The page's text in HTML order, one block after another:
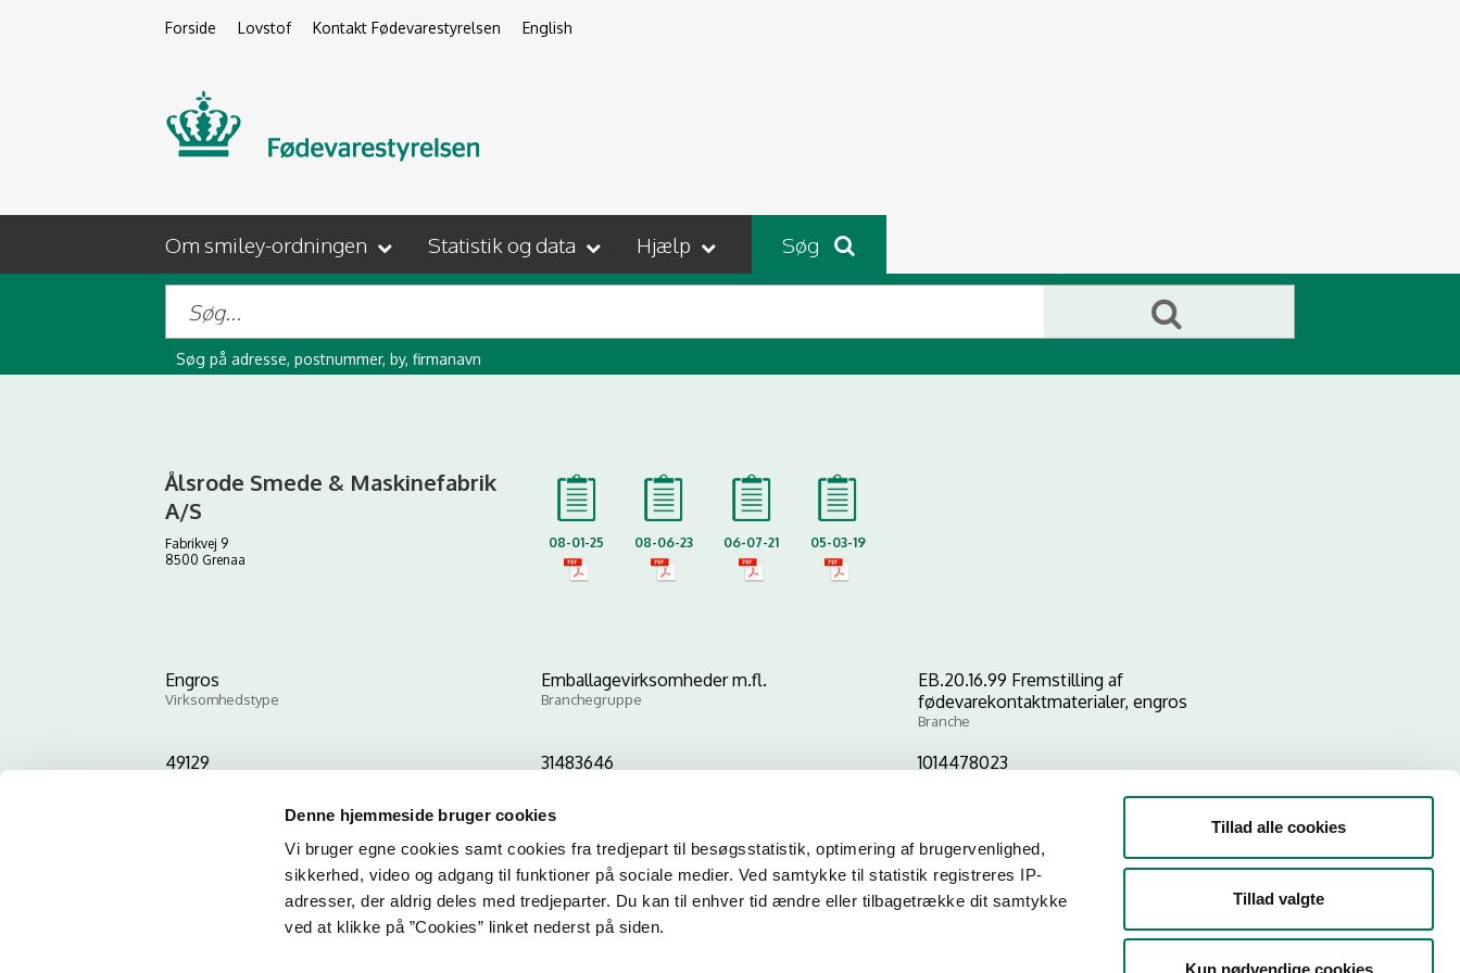
Denne hjemmeside bruger cookies
Vi bruger egne cookies samt cookies fra tredjepart til besøgsstatistik, optimering af brugervenlighed,
sikkerhed, video og adgang til funktioner på sociale medier. Ved samtykke til statistik registreres IP-
adresser, der aldrig deles med tredjeparter. Du kan til enhver tid ændre eller tilbagetrække dit samtykke
ved at klikke på ”Cookies” linket nederst på siden.
Tillad alle cookies
Tillad valgte
Kun nødvendige cookies
Forside Lovstof Kontakt Fødevarestyrelsen English
Om smiley-ordningen Statistik og data Hjælp Søg
Søg på adresse, postnummer, by, firmanavn
Ålsrode Smede & Maskinefabrik
A/S
Fabrikvej 9
8500 Grenaa
08-01-25 08-06-23 06-07-21 05-03-19
Engros
Virksomhedstype
Emballagevirksomheder m.fl.
Branchegruppe
EB.20.16.99 Fremstilling af
fødevarekontaktmaterialer, engros
Branche
49129 31483646 1014478023
Kopier link til at indsætte på virksomhedens hjemmeside